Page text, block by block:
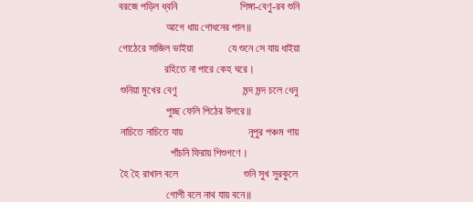
বরজে পড়িল ধ্বনি শিঙ্গা-বেণু-রব শুনি
আগে ধায় গোধনের পাল॥
গোঠেরে সাজিল ভাইয়া যে শুনে সে যায় ধাইয়া
রহিতে না পারে কেহ ঘরে।
শুনিয়া মুখের বেণু মন্দ মন্দ চলে ধেনু
পুচ্ছ ফেলি পিঠের উপরে॥
নাচিতে নাচিতে যায় নূপুর পঞ্চম গায়
পাঁচনি ফিরায় শিশুগণে।
হৈ হৈ রাখাল বলে শুনি সুখ সুরকুলে
গোপী বলে নাথ যায় বনে॥